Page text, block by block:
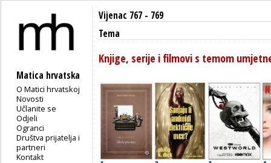
Matica hrvatska
O Matici hrvatskoj
Novosti
Učlanite se
Odjeli
Ogranci
Društva prijatelja i
partneri
Kontakt
Vijenac 767 - 769
Tema
Knjige, serije i filmovi s temom